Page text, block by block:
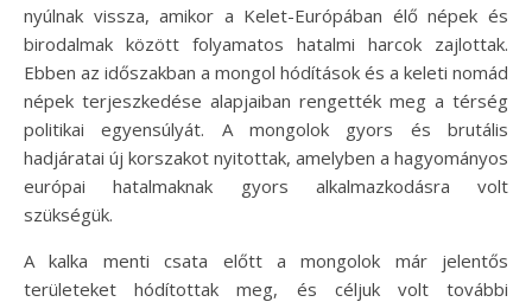
nyúlnak vissza, amikor a Kelet-Európában élő népek és
birodalmak között folyamatos hatalmi harcok zajlottak.
Ebben az időszakban a mongol hódítások és a keleti nomád
népek terjeszkedése alapjaiban rengették meg a térség
politikai egyensúlyát. A mongolok gyors és brutális
hadjáratai új korszakot nyitottak, amelyben a hagyományos
európai hatalmaknak gyors alkalmazkodásra volt
szükségük.
A kalka menti csata előtt a mongolok már jelentős
területeket hódítottak meg, és céljuk volt további